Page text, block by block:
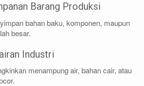
Barang Produksi
bahan baku, komponen, maupun
besar.
Industri
menampung air, bahan cair, atau